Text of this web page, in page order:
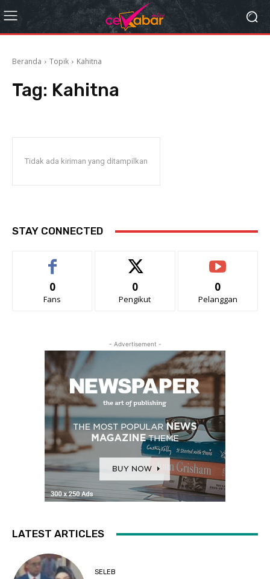
Beranda Topik Kahitna
Tag: Kahitna
Tidak ada kiriman yang ditampilkan
STAY CONNECTED
0
Fans
0
Pengikut
0
Pelanggan
- Advertisement -
LATEST ARTICLES
SELEB